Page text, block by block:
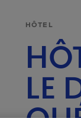
HÔTEL
LE